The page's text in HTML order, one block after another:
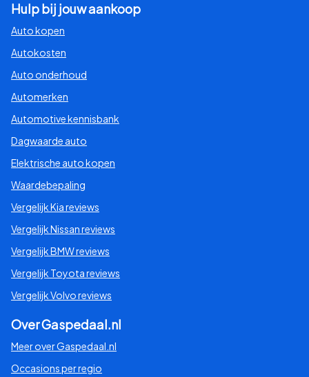
Hulp bij jouw aankoop
Auto kopen
Autokosten
Auto onderhoud
Automerken
Automotive kennisbank
Dagwaarde auto
Elektrische auto kopen
Waardebepaling
Vergelijk Kia reviews
Vergelijk Nissan reviews
Vergelijk BMW reviews
Vergelijk Toyota reviews
Vergelijk Volvo reviews
Over Gaspedaal.nl
Meer over Gaspedaal.nl
Occasions per regio